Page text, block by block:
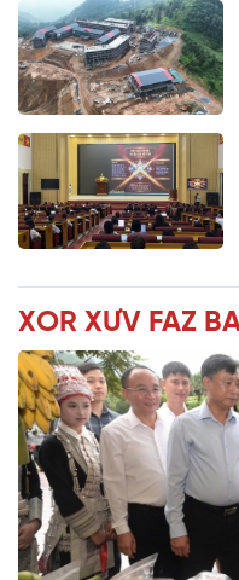
XOR XƯV FAZ